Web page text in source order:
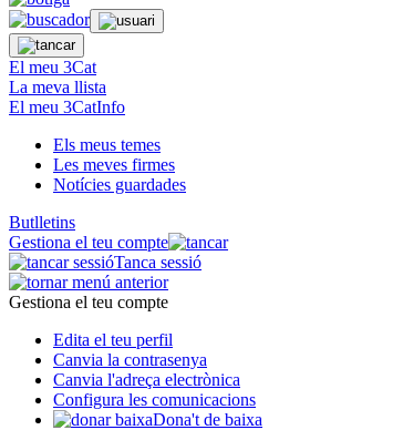
El meu 3Cat
La meva llista
El meu 3CatInfo
Els meus temes
Les meves firmes
Notícies guardades
Butlletins
Gestiona el teu compte
Tanca sessió
Gestiona el teu compte
Edita el teu perfil
Canvia la contrasenya
Canvia l'adreça electrònica
Configura les comunicacions
Dona't de baixa